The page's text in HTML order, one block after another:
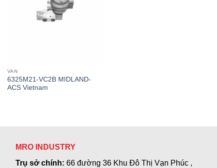
VAN
6325M21-VC2B MIDLAND-
ACS Vietnam
MRO INDUSTRY
Trụ sở chính:66 đường 36 Khu Đô Thị Vạn Phúc ,